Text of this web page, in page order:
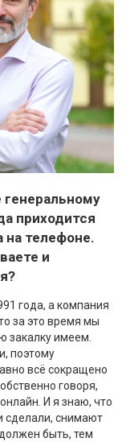
генеральному
приходится
на телефоне.
и
года, а компания
за это время мы
закалку имеем.
поэтому
всё сокращено
говоря,
И я знаю, что
сделали, снимают
быть, тем